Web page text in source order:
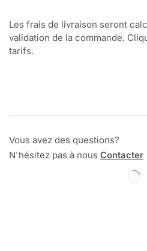
Les frais de livraison seront
validation de la commande.
tarifs.
Vous avez des questions?
N'hésitez pas à nous Contacter